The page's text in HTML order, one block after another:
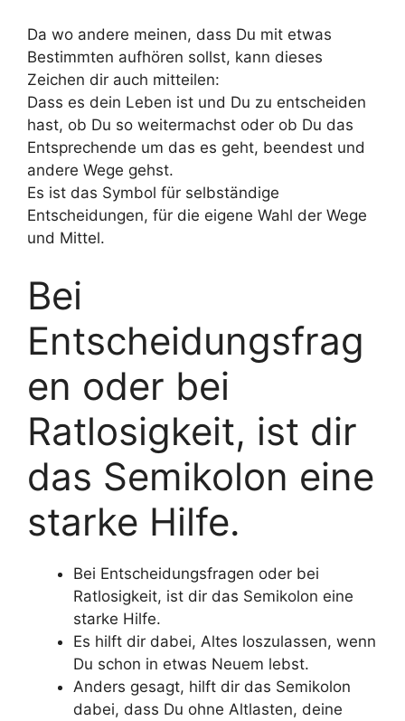
Da wo andere meinen, dass Du mit etwas
Bestimmten aufhören sollst, kann dieses
Zeichen dir auch mitteilen:
Dass es dein Leben ist und Du zu entscheiden
hast, ob Du so weitermachst oder ob Du das
Entsprechende um das es geht, beendest und
andere Wege gehst.
Es ist das Symbol für selbständige
Entscheidungen, für die eigene Wahl der Wege
und Mittel.
Bei
Entscheidungsfrag
en oder bei
Ratlosigkeit, ist dir
das Semikolon eine
starke Hilfe.
Bei Entscheidungsfragen oder bei
Ratlosigkeit, ist dir das Semikolon eine
starke Hilfe.
Es hilft dir dabei, Altes loszulassen, wenn
Du schon in etwas Neuem lebst.
Anders gesagt, hilft dir das Semikolon
dabei, dass Du ohne Altlasten, deine